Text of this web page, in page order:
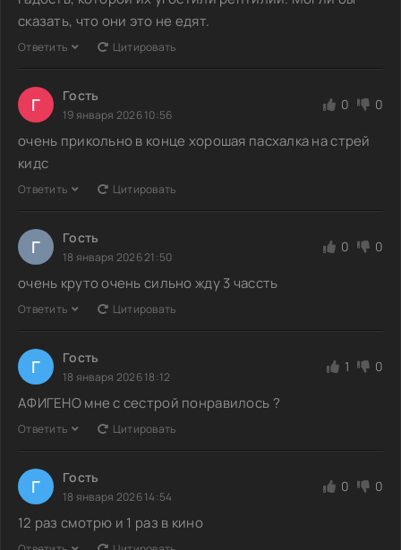
сказать, что они это не едят.
Ответить Цитировать
Г Гость
19 января 2026 10:56
0 0
очень прикольно в конце хорошая пасхалка на стрей
кидс
Ответить Цитировать
Г Гость
18 января 2026 21:50
0 0
очень круто очень сильно жду 3 чассть
Ответить Цитировать
Г Гость
18 января 2026 18:12
1 0
АФИГЕНО мне с сестрой понравилось ?
Ответить Цитировать
Г Гость
18 января 2026 14:54
0 0
12 раз смотрю и 1 раз в кино